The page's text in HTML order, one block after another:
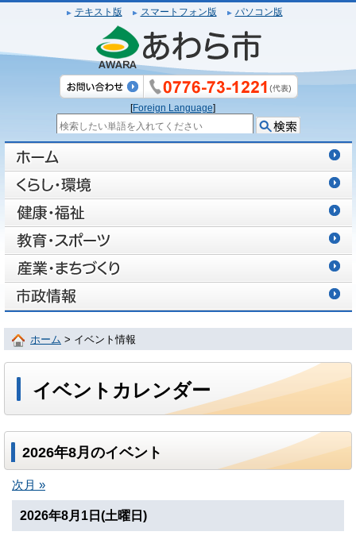
テキスト版 スマートフォン版 パソコン版
[Foreign Language]
ホーム > イベント情報
イベントカレンダー
2026年8月のイベント
次月 »
2026年8月1日(土曜日)